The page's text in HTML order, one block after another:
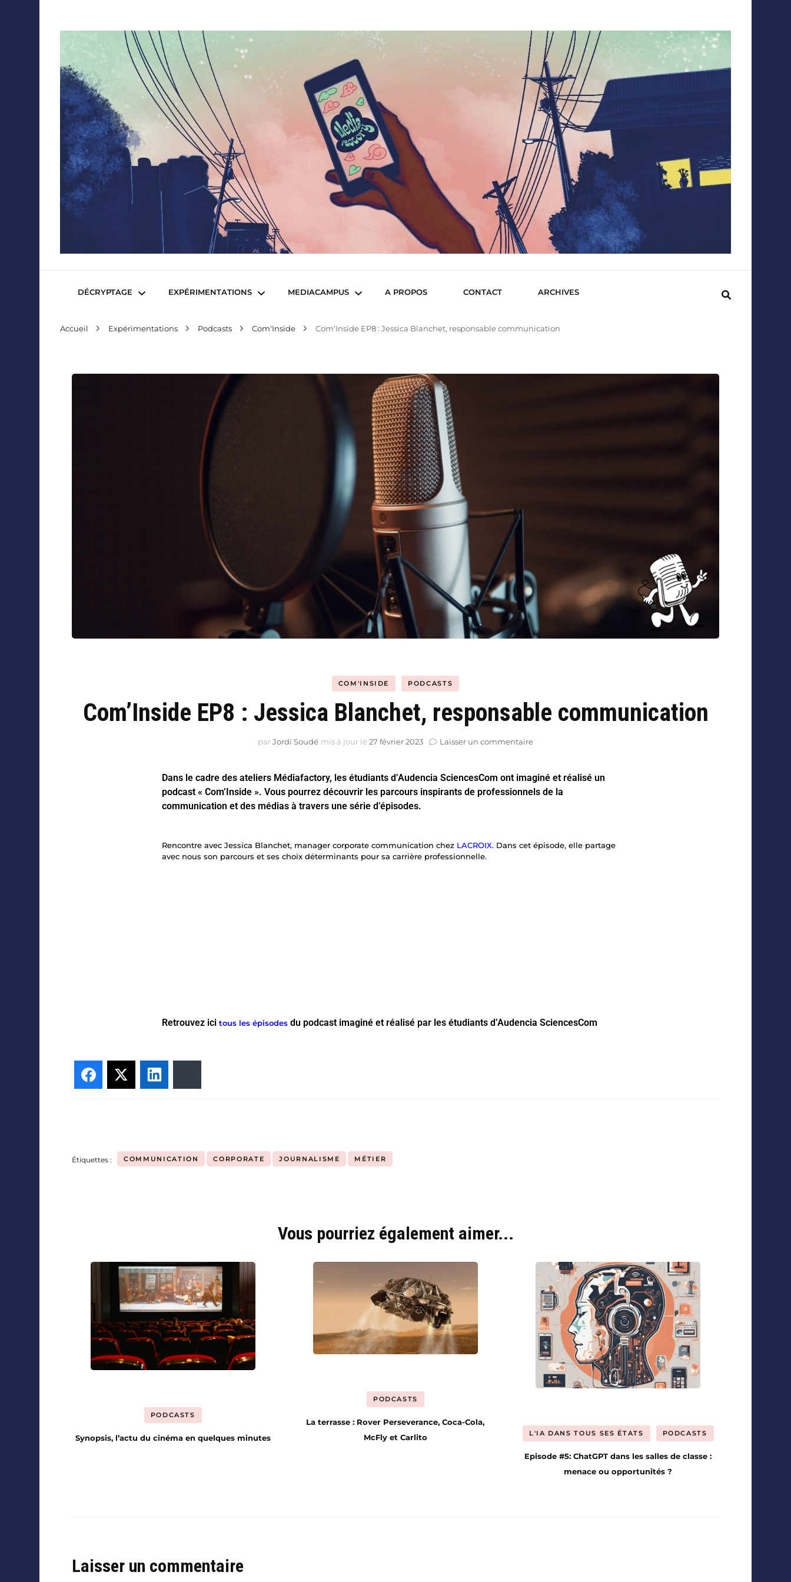
Mediafactory – Le blog des étudiants d'Audencia SciencesCom
DÉCRYPTAGE EXPÉRIMENTATIONS
L’IA dans tous ses états
Collaborations
Hermine social media
MEDIACAMPUS
Entreprises du
Mediacampus
A PROPOS CONTACT ARCHIVES
Accueil Expérimentations Podcasts Com'Inside Com’Inside EP8 : Jessica Blanchet, responsable communication
COM'INSIDE PODCASTS
Com’Inside EP8 : Jessica Blanchet, responsable communication
parJordi Soudé mis à jour le 27 février 2023 Laisser un commentaire
Dans le cadre des ateliers Médiafactory, les étudiants d’Audencia SciencesCom ont imaginé et réalisé un
podcast « Com’Inside ». Vous pourrez découvrir les parcours inspirants de professionnels de la
communication et des médias à travers une série d’épisodes.
Rencontre avec Jessica Blanchet, manager corporate communication chez LACROIX. Dans cet épisode, elle partage
avec nous son parcours et ses choix déterminants pour sa carrière professionnelle.
Retrouvez ici tous les épisodesdu podcast imaginé et réalisé par les étudiants d’Audencia SciencesCom
Facebook
Twitter
Étiquettes : COMMUNICATION CORPORATE JOURNALISME MÉTIER
Vous pourriez également aimer...
PODCASTS
Synopsis, l’actu du cinéma en quelques minutes
PODCASTS
La terrasse : Rover Perseverance, Coca-Cola,
McFly et Carlito
L'IA DANS TOUS SES ÉTATS PODCASTS
Episode #5: ChatGPT dans les salles de classe :
menace ou opportunités ?
Laisser un commentaire